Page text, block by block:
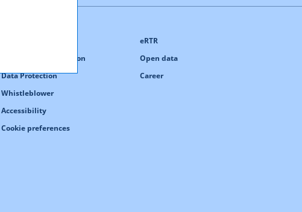
eRTR
Open data
Career
Publishing information
Data Protection
Whistleblower
Accessibility
Cookie preferences